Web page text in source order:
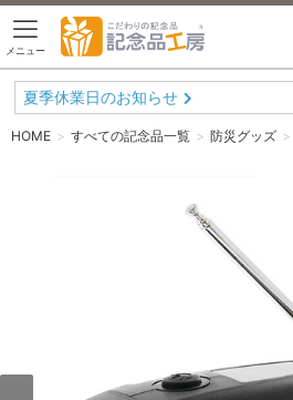
メニュー
夏季休業日のお知らせ
HOME すべての記念品一覧 防災グッズ